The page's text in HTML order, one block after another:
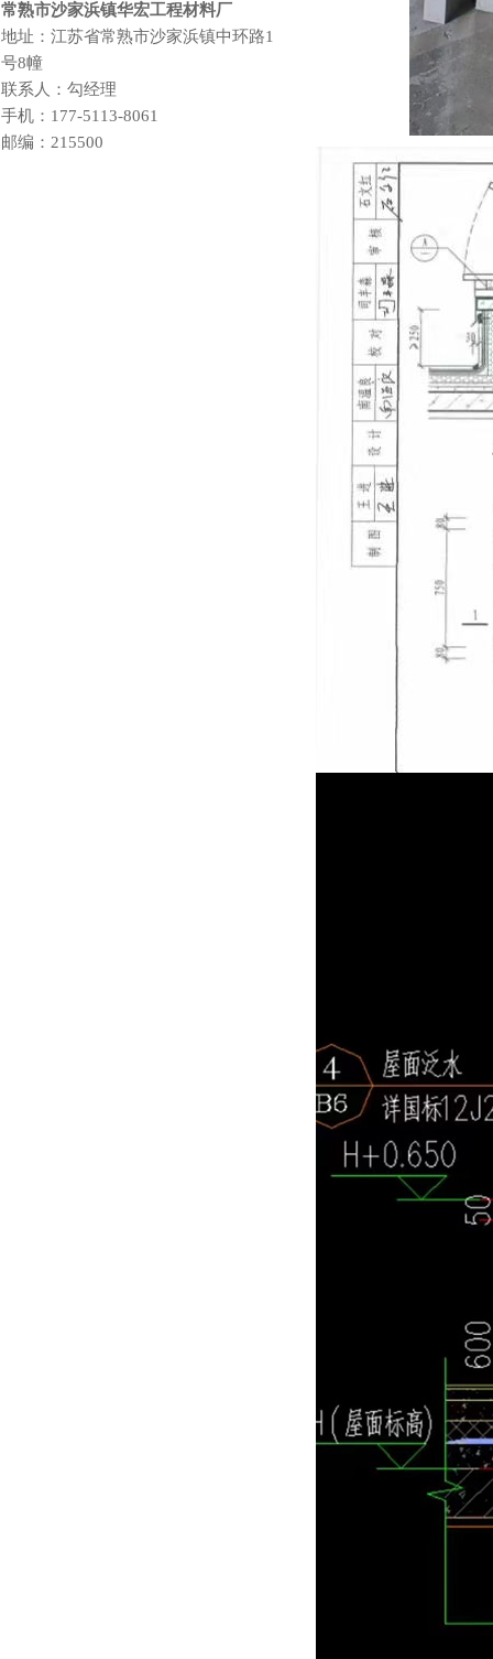
常熟市沙家浜镇华宏工程材料厂
地址：江苏省常熟市沙家浜镇中环路1
号8幢
联系人：勾经理
手机：177-5113-8061
邮编：215500